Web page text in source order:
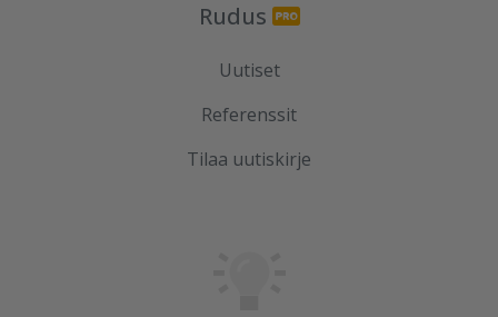
Rudus
Uutiset
Referenssit
Tilaa uutiskirje